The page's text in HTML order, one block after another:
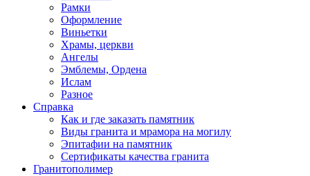
Рамки
Оформление
Виньетки
Храмы, церкви
Ангелы
Эмблемы, Ордена
Ислам
Разное
Справка
Как и где заказать памятник
Виды гранита и мрамора на могилу
Эпитафии на памятник
Сертификаты качества гранита
Гранитополимер